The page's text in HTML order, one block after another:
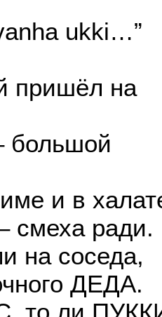
ukki…”
пришёл на
большой
и в
смеха ради.
на соседа,
ДЕДА.